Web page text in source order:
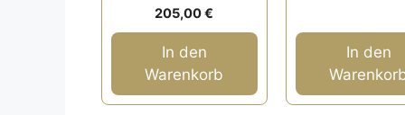
0
v
o
205,00€
In den
Warenkorb
In den